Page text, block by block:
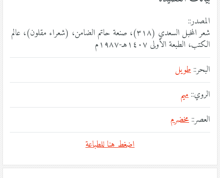
المصدر::
شعر المخبل السعدي (٣١٨)، صنعة حاتم الضامن، (شعراء مقلون)، عالم
الكتب، الطبعة الأولى ١٤٠٧هـ-١٩٨٧م
البحر::طويل
الروي::ميم
العصر::مخضرم
اضغط هنا للطباعة